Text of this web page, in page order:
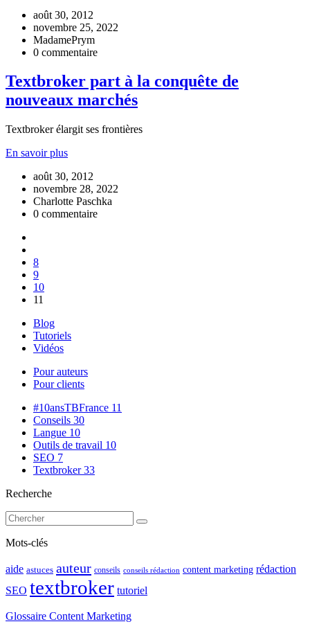
août 30, 2012
novembre 25, 2022
MadamePrym
0 commentaire
Textbroker part à la conquête de
nouveaux marchés
Textbroker élargit ses frontières
En savoir plus
août 30, 2012
novembre 28, 2022
Charlotte Paschka
0 commentaire
8
9
10
11
Blog
Tutoriels
Vidéos
Pour auteurs
Pour clients
#10ansTBFrance 11
Conseils 30
Langue 10
Outils de travail 10
SEO 7
Textbroker33
Recherche
Mots-clés
aide astuces auteur conseils conseils rédaction content marketing rédaction
SEO textbroker tutoriel
Glossaire Content Marketing